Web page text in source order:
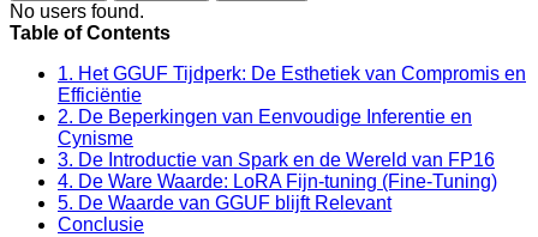
No users found.
Table of Contents
1. Het GGUF Tijdperk: De Esthetiek van Compromis en
Efficiëntie
2. De Beperkingen van Eenvoudige Inferentie en
Cynisme
3. De Introductie van Spark en de Wereld van FP16
4. De Ware Waarde: LoRA Fijn-tuning (Fine-Tuning)
5. De Waarde van GGUF blijft Relevant
Conclusie